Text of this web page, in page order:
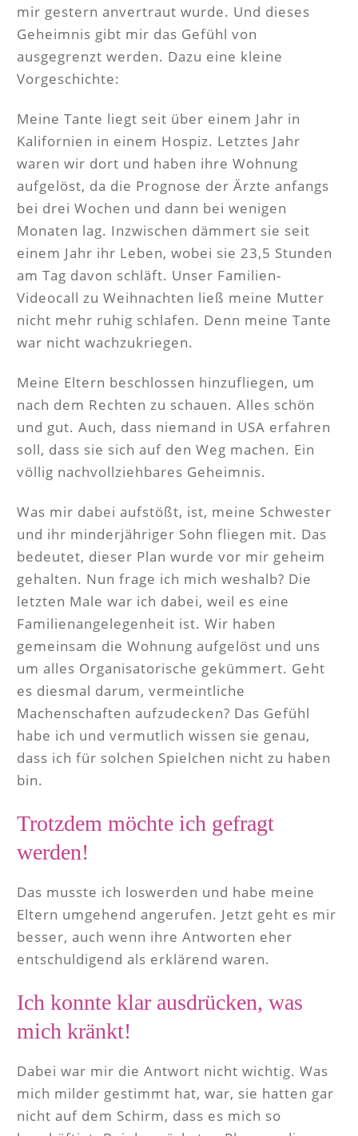
mir gestern anvertraut wurde. Und dieses
Geheimnis gibt mir das Gefühl von
ausgegrenzt werden. Dazu eine kleine
Vorgeschichte:
Meine Tante liegt seit über einem Jahr in
Kalifornien in einem Hospiz. Letztes Jahr
waren wir dort und haben ihre Wohnung
aufgelöst, da die Prognose der Ärzte anfangs
bei drei Wochen und dann bei wenigen
Monaten lag. Inzwischen dämmert sie seit
einem Jahr ihr Leben, wobei sie 23,5 Stunden
am Tag davon schläft. Unser Familien-
Videocall zu Weihnachten ließ meine Mutter
nicht mehr ruhig schlafen. Denn meine Tante
war nicht wachzukriegen.
Meine Eltern beschlossen hinzufliegen, um
nach dem Rechten zu schauen. Alles schön
und gut. Auch, dass niemand in USA erfahren
soll, dass sie sich auf den Weg machen. Ein
völlig nachvollziehbares Geheimnis.
Was mir dabei aufstößt, ist, meine Schwester
und ihr minderjähriger Sohn fliegen mit. Das
bedeutet, dieser Plan wurde vor mir geheim
gehalten. Nun frage ich mich weshalb? Die
letzten Male war ich dabei, weil es eine
Familienangelegenheit ist. Wir haben
gemeinsam die Wohnung aufgelöst und uns
um alles Organisatorische gekümmert. Geht
es diesmal darum, vermeintliche
Machenschaften aufzudecken? Das Gefühl
habe ich und vermutlich wissen sie genau,
dass ich für solchen Spielchen nicht zu haben
bin.
Trotzdem möchte ich gefragt
werden!
Das musste ich loswerden und habe meine
Eltern umgehend angerufen. Jetzt geht es mir
besser, auch wenn ihre Antworten eher
entschuldigend als erklärend waren.
Ich konnte klar ausdrücken, was
mich kränkt!
Dabei war mir die Antwort nicht wichtig. Was
mich milder gestimmt hat, war, sie hatten gar
nicht auf dem Schirm, dass es mich so